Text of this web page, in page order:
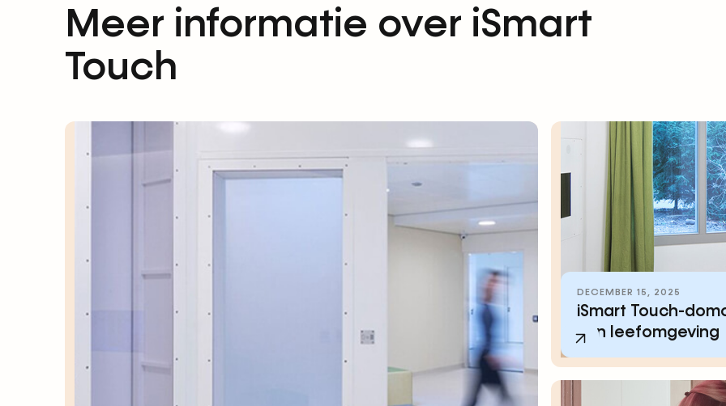
Meer informatie over iSmart
Touch
DECEMBER 15, 2025
iSmart Touch-
hun leefomgeving